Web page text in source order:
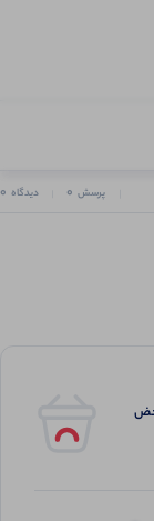
پرسش 0 دیدگاه 0